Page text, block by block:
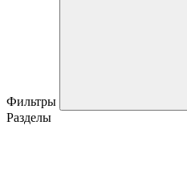
Фильтры
Разделы